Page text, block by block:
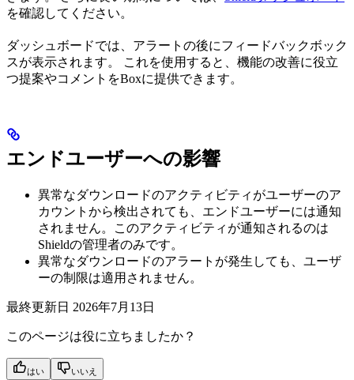
を確認してください。
ダッシュボードでは、アラートの後にフィードバックボック
スが表示されます。 これを使用すると、機能の改善に役立
つ提案やコメントをBoxに提供できます。
エンドユーザーへの影響
異常なダウンロードのアクティビティがユーザーのア
カウントから検出されても、エンドユーザーには通知
されません。このアクティビティが通知されるのは
Shieldの管理者のみです。
異常なダウンロードのアラートが発生しても、ユーザ
ーの制限は適用されません。
最終更新日 2026年7月13日
このページは役に立ちましたか？
はい いいえ